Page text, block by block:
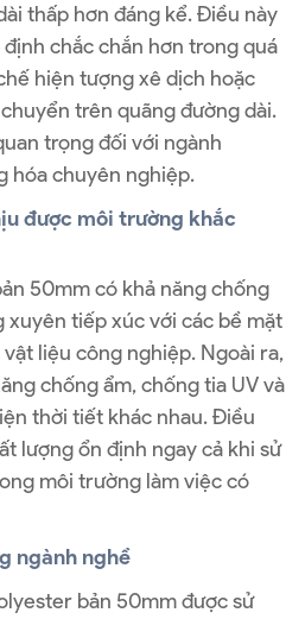
thấp hơn đáng kể. Điều này
chắc chắn hơn trong quá
hiện tượng xê dịch hoặc
trên quãng đường dài.
trọng đối với ngành
hóa chuyên nghiệp.
được môi trường khắc
50mm có khả năng chống
tiếp xúc với các bề mặt
liệu công nghiệp. Ngoài ra,
chống ẩm, chống tia UV và
thời tiết khác nhau. Điều
lượng ổn định ngay cả khi sử
môi trường làm việc có
ngành nghề
bản 50mm được sử